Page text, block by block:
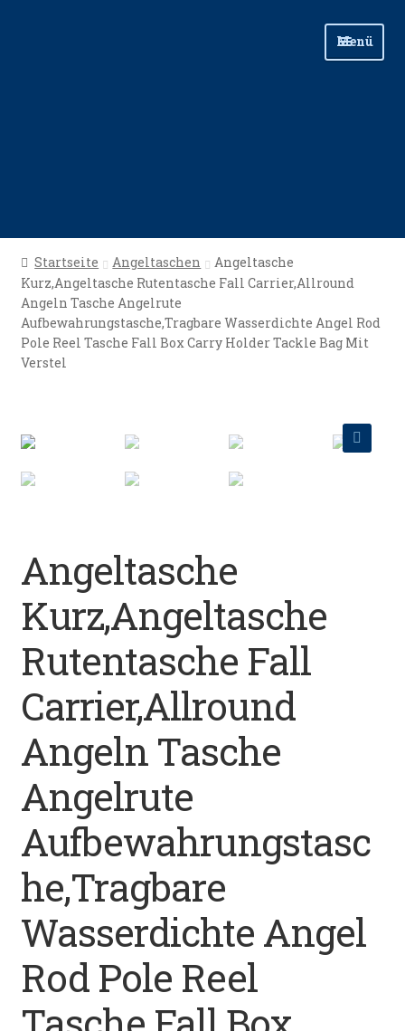
Menü
Start
Angellinks
Angelreisen
Impressum
Shop
Startseite Angeltaschen
Angeltasche
Kurz,Angeltasche Rutentasche Fall Carrier,Allround
Angeln Tasche Angelrute
Aufbewahrungstasche,Tragbare Wasserdichte Angel Rod
Pole Reel Tasche Fall Box Carry Holder Tackle Bag Mit
Verstel
Angeltasche
Kurz,Angeltasche
Rutentasche Fall
Carrier,Allround
Angeln Tasche
Angelrute
Aufbewahrungstasc
he,Tragbare
Wasserdichte Angel
Rod Pole Reel